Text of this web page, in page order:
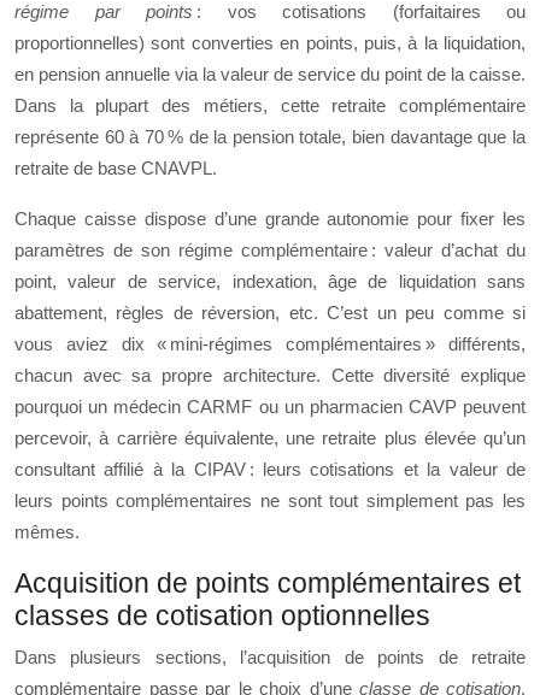
régime par points : vos cotisations (forfaitaires ou
proportionnelles) sont converties en points, puis, à la liquidation,
en pension annuelle via la valeur de service du point de la caisse.
Dans la plupart des métiers, cette retraite complémentaire
représente 60 à 70 % de la pension totale, bien davantage que la
retraite de base CNAVPL.
Chaque caisse dispose d’une grande autonomie pour fixer les
paramètres de son régime complémentaire : valeur d’achat du
point, valeur de service, indexation, âge de liquidation sans
abattement, règles de réversion, etc. C’est un peu comme si
vous aviez dix « mini‑régimes complémentaires » différents,
chacun avec sa propre architecture. Cette diversité explique
pourquoi un médecin CARMF ou un pharmacien CAVP peuvent
percevoir, à carrière équivalente, une retraite plus élevée qu’un
consultant affilié à la CIPAV : leurs cotisations et la valeur de
leurs points complémentaires ne sont tout simplement pas les
mêmes.
Acquisition de points complémentaires et
classes de cotisation optionnelles
Dans plusieurs sections, l’acquisition de points de retraite
complémentaire passe par le choix d’une classe de cotisation.